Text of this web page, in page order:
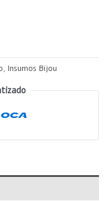
, Insumos Bijou